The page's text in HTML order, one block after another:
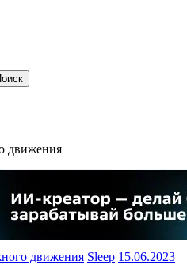
движения
движения Sleep 15.06.2023